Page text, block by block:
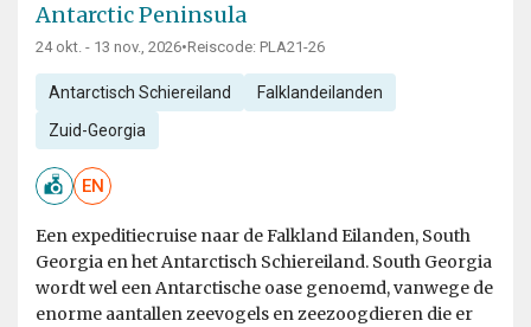
Antarctic Peninsula
24 okt. - 13 nov., 2026•Reiscode: PLA21-26
Antarctisch Schiereiland Falklandeilanden
Zuid-Georgia
EN
Een expeditiecruise naar de Falkland Eilanden, South
Georgia en het Antarctisch Schiereiland. South Georgia
wordt wel een Antarctische oase genoemd, vanwege de
enorme aantallen zeevogels en zeezoogdieren die er